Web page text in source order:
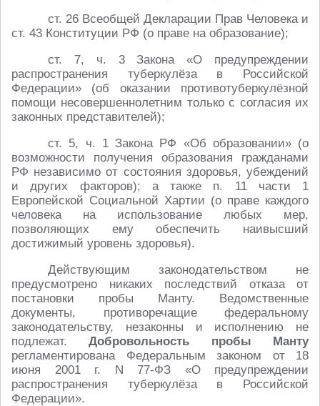
ст. 26 Всеобщей Декларации Прав Человека и
ст. 43 Конституции РФ (о праве на образование);
ст. 7, ч. 3 Закона «О предупреждении
распространения туберкулёза в Российской
Федерации» (об оказании противотуберкулёзной
помощи несовершеннолетним только с согласия их
законных представителей);
ст. 5, ч. 1 Закона РФ «Об образовании» (о
возможности получения образования гражданами
РФ независимо от состояния здоровья, убеждений
и других факторов); а также п. 11 части 1
Европейской Социальной Хартии (о праве каждого
человека на использование любых мер,
позволяющих ему обеспечить наивысший
достижимый уровень здоровья).
Действующим законодательством не
предусмотрено никаких последствий отказа от
постановки пробы Манту. Ведомственные
документы, противоречащие федеральному
законодательству, незаконны и исполнению не
подлежат.Добровольность пробы Манту
регламентирована Федеральным законом от 18
июня 2001 г. N 77-ФЗ «О предупреждении
распространения туберкулёза в Российской
Федерации».